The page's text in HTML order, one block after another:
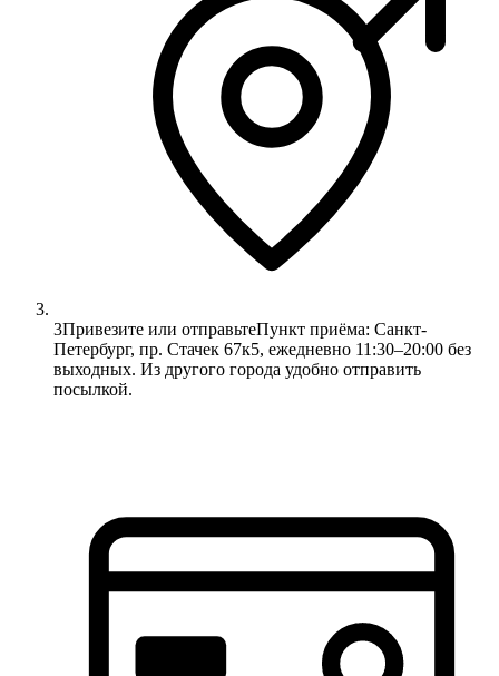
3Привезите или отправьтеПункт приёма: Санкт-
Петербург, пр. Стачек 67к5, ежедневно 11:30–20:00 без
выходных. Из другого города удобно отправить
посылкой.